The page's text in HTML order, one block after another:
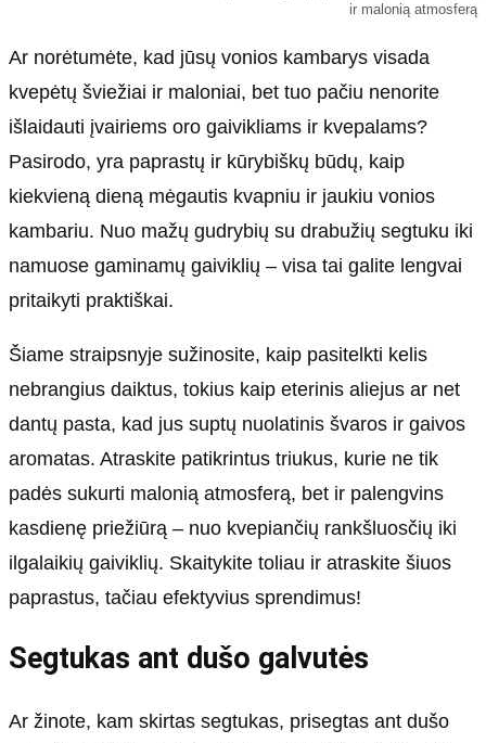
Dirbtinis intelektas
ir malonią atmosferą
Ar norėtumėte, kad jūsų vonios kambarys visada
kvepėtų šviežiai ir maloniai, bet tuo pačiu nenorite
išlaidauti įvairiems oro gaivikliams ir kvepalams?
Pasirodo, yra paprastų ir kūrybiškų būdų, kaip
kiekvieną dieną mėgautis kvapniu ir jaukiu vonios
kambariu. Nuo mažų gudrybių su drabužių segtuku iki
namuose gaminamų gaiviklių – visa tai galite lengvai
pritaikyti praktiškai.
Šiame straipsnyje sužinosite, kaip pasitelkti kelis
nebrangius daiktus, tokius kaip eterinis aliejus ar net
dantų pasta, kad jus suptų nuolatinis švaros ir gaivos
aromatas. Atraskite patikrintus triukus, kurie ne tik
padės sukurti malonią atmosferą, bet ir palengvins
kasdienę priežiūrą – nuo kvepiančių rankšluosčių iki
ilgalaikių gaiviklių. Skaitykite toliau ir atraskite šiuos
paprastus, tačiau efektyvius sprendimus!
Segtukas ant dušo galvutės
Ar žinote, kam skirtas segtukas, prisegtas ant dušo